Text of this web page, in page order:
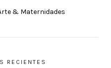
Arte & Maternidades
RECIENTES